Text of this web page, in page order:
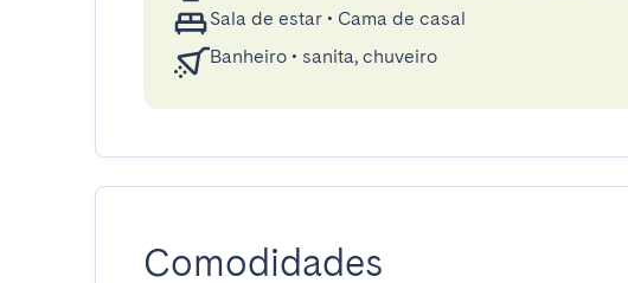
Sala de estar • Cama de casal
Banheiro • sanita, chuveiro
Comodidades